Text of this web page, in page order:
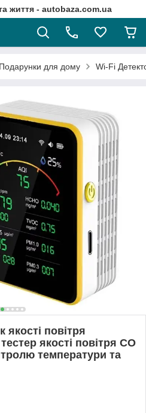
життя - autobaza.com.ua
Подарунки для дому Wi-Fi
якості повітря
якості повітря CO
температури та